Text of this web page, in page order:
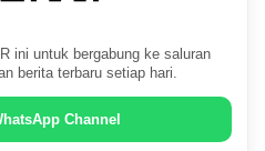
ini untuk bergabung ke saluran
berita terbaru setiap hari.
Channel